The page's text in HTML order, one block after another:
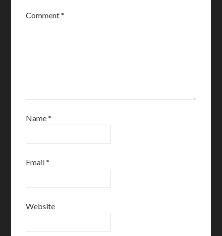
Comment*
Name*
Email*
Website